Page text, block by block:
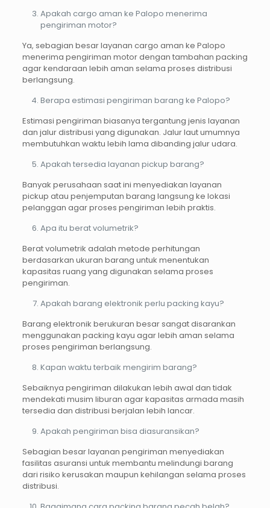
Apakah cargo aman ke Palopo menerima
pengiriman motor?
Ya, sebagian besar layanan cargo aman ke Palopo
menerima pengiriman motor dengan tambahan packing
agar kendaraan lebih aman selama proses distribusi
berlangsung.
Berapa estimasi pengiriman barang ke Palopo?
Estimasi pengiriman biasanya tergantung jenis layanan
dan jalur distribusi yang digunakan. Jalur laut umumnya
membutuhkan waktu lebih lama dibanding jalur udara.
Apakah tersedia layanan pickup barang?
Banyak perusahaan saat ini menyediakan layanan
pickup atau penjemputan barang langsung ke lokasi
pelanggan agar proses pengiriman lebih praktis.
Apa itu berat volumetrik?
Berat volumetrik adalah metode perhitungan
berdasarkan ukuran barang untuk menentukan
kapasitas ruang yang digunakan selama proses
pengiriman.
Apakah barang elektronik perlu packing kayu?
Barang elektronik berukuran besar sangat disarankan
menggunakan packing kayu agar lebih aman selama
proses pengiriman berlangsung.
Kapan waktu terbaik mengirim barang?
Sebaiknya pengiriman dilakukan lebih awal dan tidak
mendekati musim liburan agar kapasitas armada masih
tersedia dan distribusi berjalan lebih lancar.
Apakah pengiriman bisa diasuransikan?
Sebagian besar layanan pengiriman menyediakan
fasilitas asuransi untuk membantu melindungi barang
dari risiko kerusakan maupun kehilangan selama proses
distribusi.